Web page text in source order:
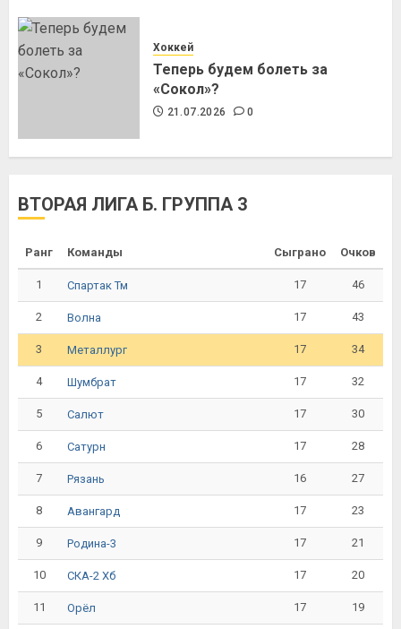
Хоккей
Теперь будем болеть за
«Сокол»?
21.07.2026 0
ВТОРАЯ ЛИГА Б. ГРУППА 3
Ранг Команды Сыграно Очков
1 Спартак Тм 17 46
2 Волна 17 43
3 Металлург 17 34
4 Шумбрат 17 32
5 Салют 17 30
6 Сатурн 17 28
7 Рязань 16 27
8 Авангард 17 23
9 Родина-3 17 21
10 СКА-2 Хб 17 20
11 Орёл 17 19